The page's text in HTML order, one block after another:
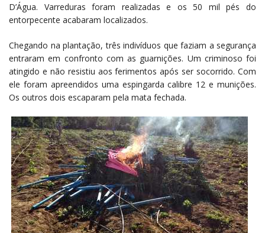
D’Água. Varreduras foram realizadas e os 50 mil pés do
entorpecente acabaram localizados.
Chegando na plantação, três indivíduos que faziam a segurança
entraram em confronto com as guarnições. Um criminoso foi
atingido e não resistiu aos ferimentos após ser socorrido. Com
ele foram apreendidos uma espingarda calibre 12 e munições.
Os outros dois escaparam pela mata fechada.